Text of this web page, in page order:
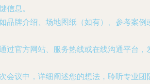
信息。
如品牌介绍、场地图纸（如有）、参考案例
通过官方网站、服务热线或在线沟通平台，
次会议中，详细阐述您的想法，聆听专业团